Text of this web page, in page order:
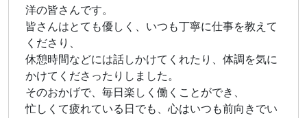
洋の皆さんです。
皆さんはとても優しく、いつも丁寧に仕事を教えて
くださり、
休憩時間などには話しかけてくれたり、体調を気に
かけてくださったりしました。
そのおかげで、毎日楽しく働くことができ、
忙しくて疲れている日でも、心はいつも前向きでい